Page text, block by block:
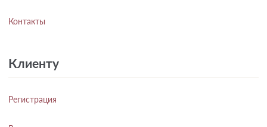
Контакты
Клиенту
Регистрация